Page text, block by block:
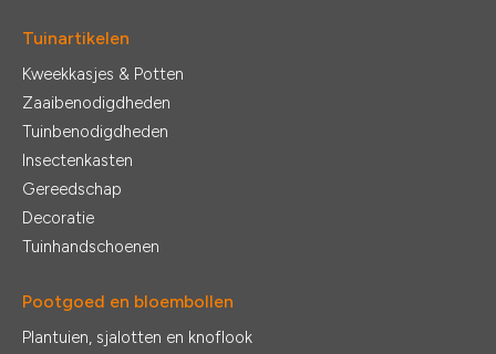
Tuinartikelen
Kweekkasjes & Potten
Zaaibenodigdheden
Tuinbenodigdheden
Insectenkasten
Gereedschap
Decoratie
Tuinhandschoenen
Pootgoed en bloembollen
Plantuien, sjalotten en knoflook